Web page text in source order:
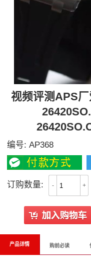
视频评测APS
编号:AP368
订购数量: - +
产品详情 购前必读